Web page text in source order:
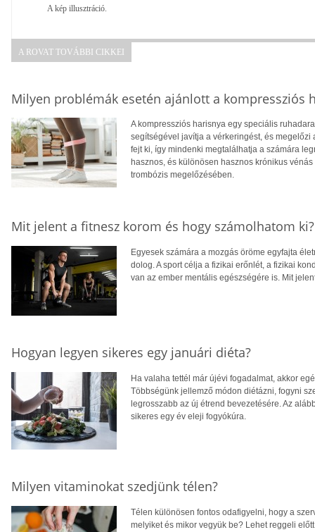
A kép illusztráció.
A ROVAT TOVÁBBI CIKKEI
Milyen problémák esetén ajánlott a kompressziós
A kompressziós harisnya egy speciális
segítségével javítja a vérkeringést, és
fejt ki, így mindenki megtalálhatja a számára
hasznos, és különösen hasznos krónikus
trombózis megelőzésében.
Mit jelent a fitnesz korom és hogy számolhatom ki?
Egyesek számára a mozgás öröme egyfajta
dolog. A sport célja a fizikai erőnlét, a fizikai
van az ember mentális egészségére is. Mit
Hogyan legyen sikeres egy januári diéta?
Ha valaha tettél már újévi fogadalmat, akkor
Többségünk jellemző módon diétázni, fogyni
legrosszabb az új étrend bevezetésére. Az
sikeres egy év eleji fogyókúra.
Milyen vitaminokat szedjünk télen?
Télen különösen fontos odafigyelni, hogy a
melyiket és mikor vegyük be? Lehet reggeli